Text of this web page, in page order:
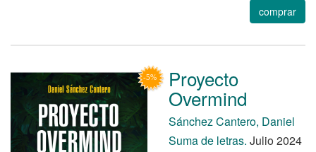
comprar
Proyecto
Overmind
Sánchez Cantero, Daniel
Suma de letras. Julio 2024